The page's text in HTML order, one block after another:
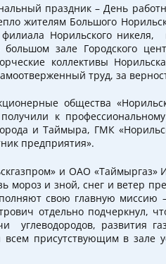
праздник – День
жителям Большого
филиала Норильского
зале Городского
коллективы
труд, за
общества
к
и Таймыра, ГМК
предприятия».
и ОАО «Таймыргаз»
и зной, снег и ветер
свою главную миссию
отдельно подчеркнул,
развития
присутствующим в зале